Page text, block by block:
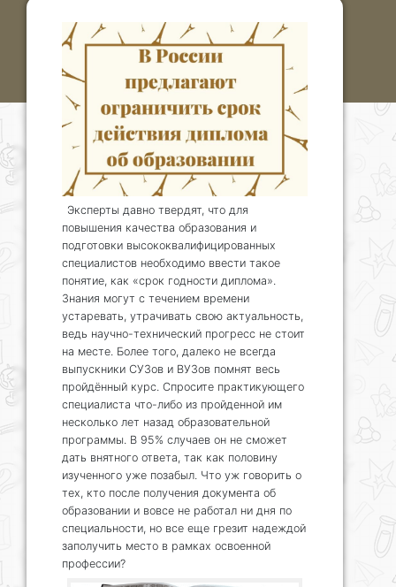
Эксперты давно твердят, что для
повышения качества образования и
подготовки высококвалифицированных
специалистов необходимо ввести такое
понятие, как «срок годности диплома».
Знания могут с течением времени
устаревать, утрачивать свою актуальность,
ведь научно-технический прогресс не стоит
на месте. Более того, далеко не всегда
выпускники СУЗов и ВУЗов помнят весь
пройдённый курс. Спросите практикующего
специалиста что-либо из пройденной им
несколько лет назад образовательной
программы. В 95% случаев он не сможет
дать внятного ответа, так как половину
изученного уже позабыл. Что уж говорить о
тех, кто после получения документа об
образовании и вовсе не работал ни дня по
специальности, но все еще грезит надеждой
заполучить место в рамках освоенной
профессии?